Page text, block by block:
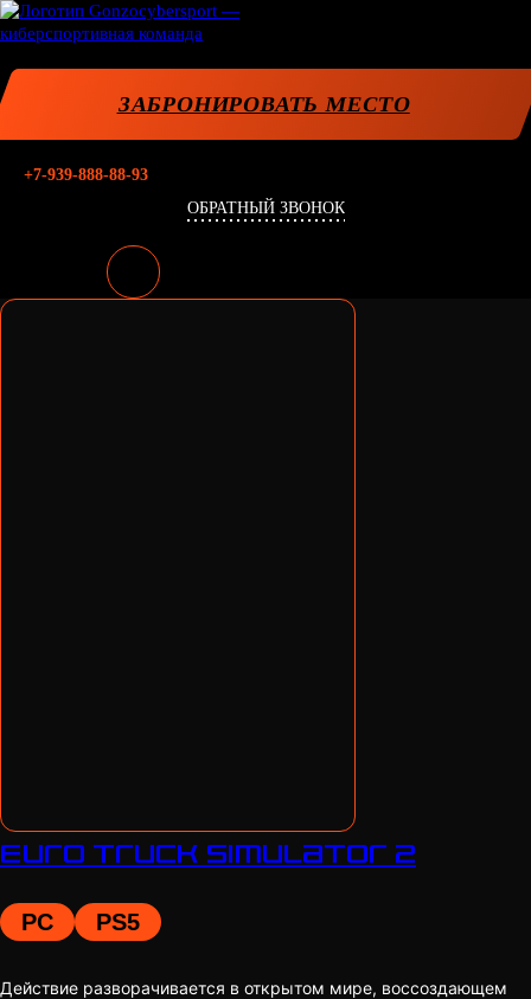
ЗАБРОНИРОВАТЬ МЕСТО
+7-939-888-88-93
ОБРАТНЫЙ ЗВОНОК
Euro Truck Simulator 2
PC PS5
Действие разворачивается в открытом мире, воссоздающем